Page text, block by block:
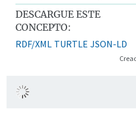
DESCARGUE ESTE
CONCEPTO:
RDF/XML TURTLE JSON-LD